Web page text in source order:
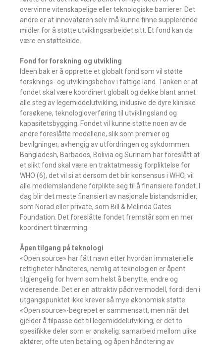
overvinne vitenskapelige eller teknologiske barrierer. Det
andre er at innovatøren selv må kunne finne supplerende
midler for å støtte utviklingsarbeidet sitt. Et fond kan da
være en støttekilde.
Fond for forskning og utvikling
Ideen bak er å opprette et globalt fond som vil støtte
forsknings- og utviklingsbehov i fattige land. Tanken er at
fondet skal være koordinert globalt og dekke blant annet
alle steg av legemiddelutvikling, inklusive de dyre kliniske
forsøkene, teknologioverføring til utviklingsland og
kapasitetsbygging. Fondet vil kunne støtte noen av de
andre foreslåtte modellene, slik som premier og
bevilgninger, avhengig av utfordringen og sykdommen.
Bangladesh, Barbados, Bolivia og Surinam har foreslått at
et slikt fond skal være en traktatmessig forpliktelse for
WHO (6), det vil si at dersom det blir konsensus i WHO, vil
alle medlemslandene forplikte seg til å finansiere fondet. I
dag blir det meste finansiert av nasjonale bistandsmidler,
som Norad eller private, som Bill & Melinda Gates
Foundation. Det foreslåtte fondet fremstår som en mer
koordinert tilnærming.
Åpen tilgang på teknologi
«Open source» har fått navn etter hvordan immaterielle
rettigheter håndteres, nemlig at teknologien er åpent
tilgjengelig for hvem som helst å benytte, endre og
videresende. Det er en attraktiv pådrivermodell, fordi den i
utgangspunktet ikke krever så mye økonomisk støtte.
«Open source»-begrepet er sammensatt, men når det
gjelder å tilpasse det til legemiddelutvikling, er det to
spesifikke deler som er ønskelig: samarbeid mellom ulike
aktører, ofte uten betaling, og åpen håndtering av